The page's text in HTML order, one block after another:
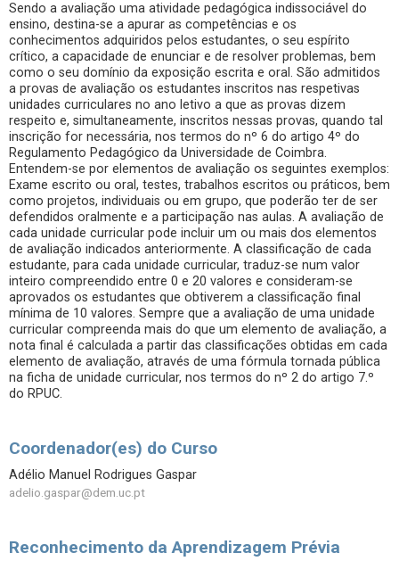
Sendo a avaliação uma atividade pedagógica indissociável do
ensino, destina-se a apurar as competências e os
conhecimentos adquiridos pelos estudantes, o seu espírito
crítico, a capacidade de enunciar e de resolver problemas, bem
como o seu domínio da exposição escrita e oral. São admitidos
a provas de avaliação os estudantes inscritos nas respetivas
unidades curriculares no ano letivo a que as provas dizem
respeito e, simultaneamente, inscritos nessas provas, quando tal
inscrição for necessária, nos termos do nº 6 do artigo 4º do
Regulamento Pedagógico da Universidade de Coimbra.
Entendem-se por elementos de avaliação os seguintes exemplos:
Exame escrito ou oral, testes, trabalhos escritos ou práticos, bem
como projetos, individuais ou em grupo, que poderão ter de ser
defendidos oralmente e a participação nas aulas. A avaliação de
cada unidade curricular pode incluir um ou mais dos elementos
de avaliação indicados anteriormente. A classificação de cada
estudante, para cada unidade curricular, traduz-se num valor
inteiro compreendido entre 0 e 20 valores e consideram-se
aprovados os estudantes que obtiverem a classificação final
mínima de 10 valores. Sempre que a avaliação de uma unidade
curricular compreenda mais do que um elemento de avaliação, a
nota final é calculada a partir das classificações obtidas em cada
elemento de avaliação, através de uma fórmula tornada pública
na ficha de unidade curricular, nos termos do nº 2 do artigo 7.º
do RPUC.
Coordenador(es) do Curso
Adélio Manuel Rodrigues Gaspar
adelio.gaspar@dem.uc.pt
Reconhecimento da Aprendizagem Prévia